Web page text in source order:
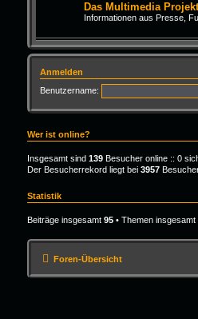
Das Multimedia
Informationen aus Presse,
Anmelden
Benutzername:
Wer ist online?
Insgesamt sind 139Besucher online :: 0
Der Besucherrekord liegt bei 3957
Statistik
Beiträge insgesamt 95• Themen insgesamt
Foren-Übersicht